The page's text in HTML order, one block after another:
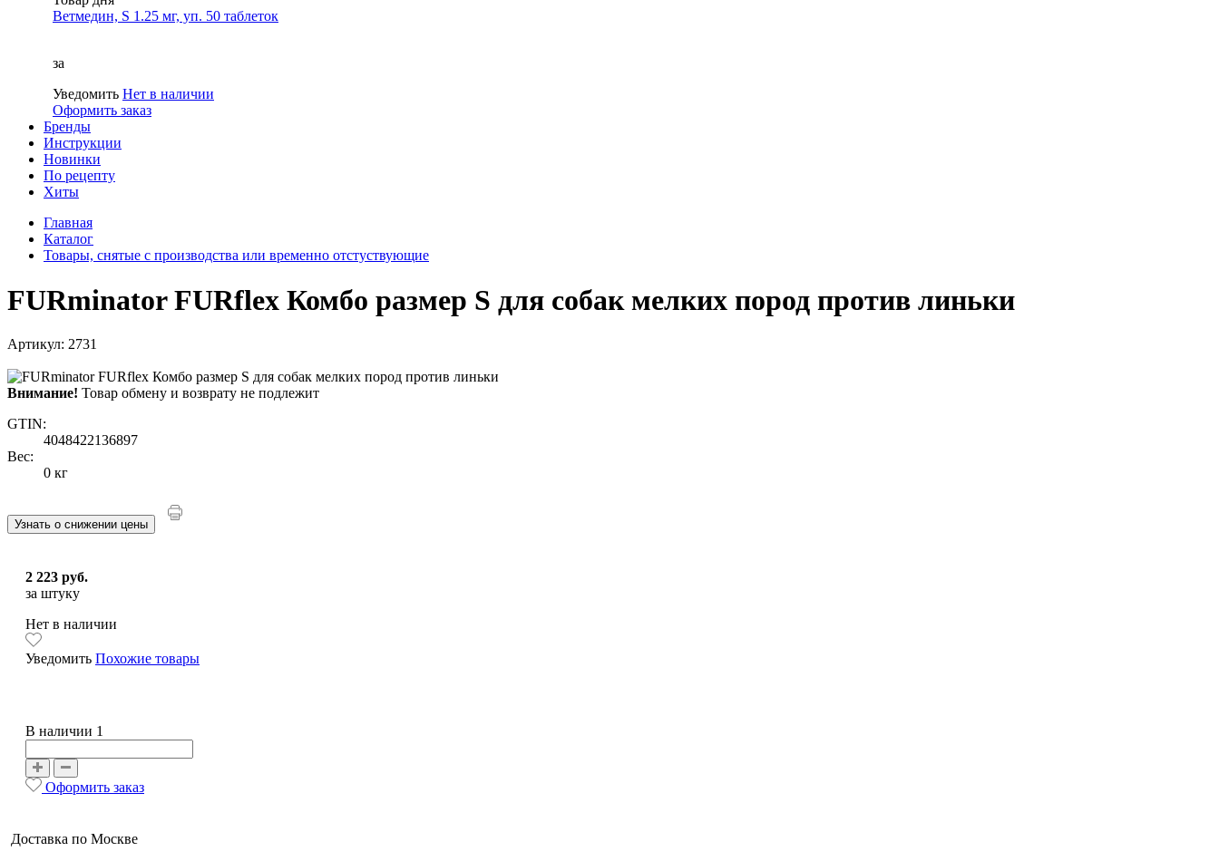
Ветмедин, S 1.25 мг, уп. 50 таблеток
за
Уведомить Нет в наличии
Оформить заказ
Бренды
Инструкции
Новинки
По рецепту
Хиты
Главная
Каталог
Товары, снятые с производства или временно отстуствующие
FURminator FURflex Комбо размер S для собак мелких пород против линьки
Артикул: 2731
Внимание! Товар обмену и возврату не подлежит
GTIN:
4048422136897
Вес:
0 кг
Узнать о снижении цены
2 223 руб.
за штуку
Нет в наличии
Уведомить Похожие товары
В наличии 1
Оформить заказ
Доставка по Москве